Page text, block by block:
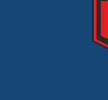
Осуществляем